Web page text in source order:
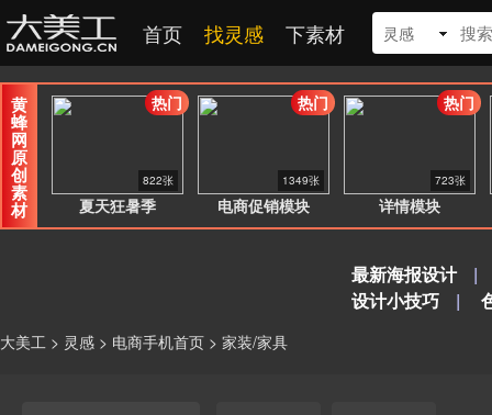
首页 找灵感 下素材 灵感
黄
蜂
网
原
创
素
材 夏天狂暑季
822张
热门
电商促销模块
1349张
热门
详情模块
723张
热门
最新海报设计
|
设计小技巧
|
大美工 > 灵感 > 电商手机首页 > 家装/家具